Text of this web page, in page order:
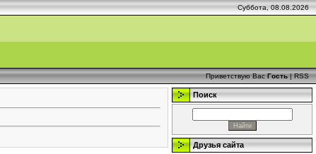
Суббота, 08.08.2026
Приветствую Вас Гость|RSS
Поиск
Друзья сайта